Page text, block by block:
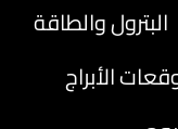
البترول والطاقة
الأبراج